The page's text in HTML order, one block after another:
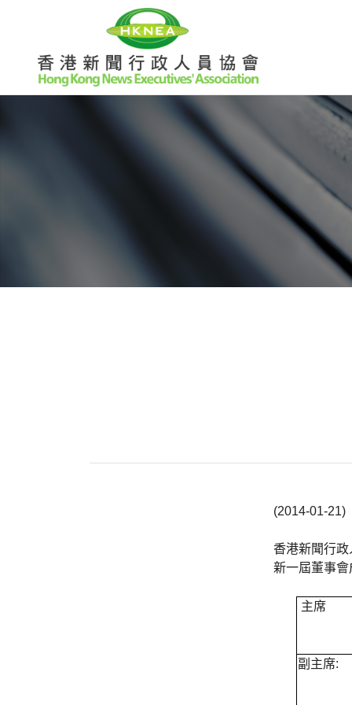
(2014-01-21)
香港新聞行
新一屆董事
主席
副主席: